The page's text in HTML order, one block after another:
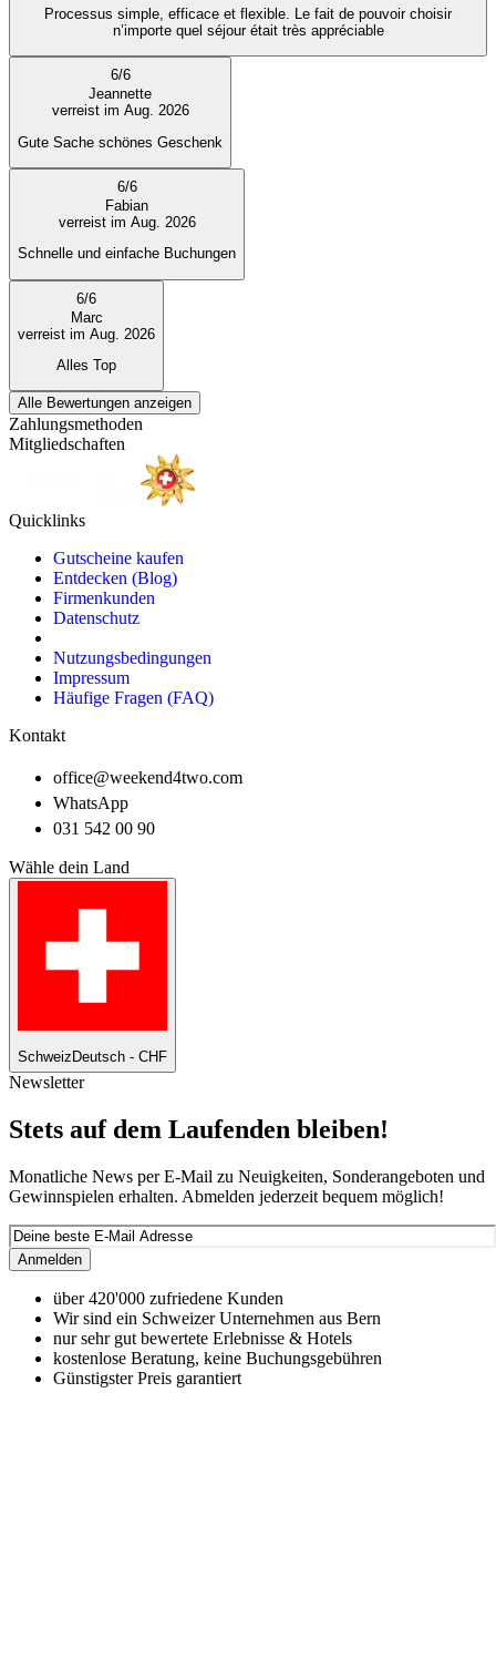
Processus simple, efficace et flexible. Le fait de pouvoir choisir
n’importe quel séjour était très appréciable
6/6
Jeannette
verreist im Aug. 2026
Gute Sache schönes Geschenk
6/6
Fabian
verreist im Aug. 2026
Schnelle und einfache Buchungen
6/6
Marc
verreist im Aug. 2026
Alles Top
Alle Bewertungen anzeigen
Zahlungsmethoden
Mitgliedschaften
Quicklinks
Gutscheine kaufen
Entdecken (Blog)
Firmenkunden
Datenschutz
Nutzungsbedingungen
Impressum
Häufige Fragen (FAQ)
Kontakt
office@weekend4two.com
WhatsApp
031 542 00 90
Wähle dein Land
Schweiz Deutsch - CHF
Newsletter
Stets auf dem Laufenden bleiben!
Monatliche News per E-Mail zu Neuigkeiten, Sonderangeboten und
Gewinnspielen erhalten. Abmelden jederzeit bequem möglich!
Anmelden
über 420'000 zufriedene Kunden
Wir sind ein Schweizer Unternehmen aus Bern
nur sehr gut bewertete Erlebnisse & Hotels
kostenlose Beratung, keine Buchungsgebühren
Günstigster Preis garantiert